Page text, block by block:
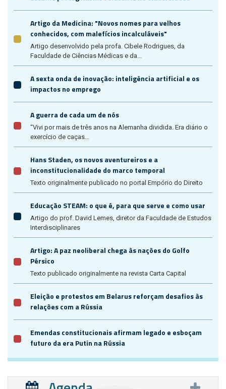
Artigo da Medicina: "Novos nomes para velhos
conhecidos, com malefícios incalculáveis"
Artigo desenvolvido pela profa. Cibele Rodrigues, da
Faculdade de Ciências Médicas e da...
A sexta onda de inovação: inteligência artificial e os
impactos no emprego
A guerra de cada um de nós
“Vivi por mais de três anos na Alemanha dividida. Era diário o
exercício de caças...
Hans Staden, os novos aventureiros e a
inconstitucionalidade do marco temporal
Texto originalmente publicado no portal Empório do Direito
Educação STEAM: o que é, para que serve e como usar
Artigo do prof. David Lemes, diretor da Faculdade de Estudos
Interdisciplinares
Artigo: A paz neoliberal chega às nações do Golfo
Pérsico
Texto publicado originalmente na revista Carta Capital
Eleição e protestos em Belarus reforçam desafios às
relações com a Rússia
Emendas constitucionais afirmam legado e esboçam
futuro da era Putin na Rússia